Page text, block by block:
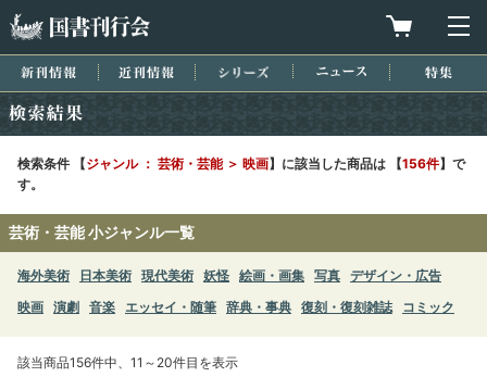
買物カゴを
新刊情報 近刊情報 シリーズ ニュース
検索条件 【ジャンル ： 芸術・芸能 ＞ 映画】に該当した商品は 【156件】で
す。
芸術・芸能 小ジャンル一覧
海外美術 日本美術 現代美術 妖怪 絵画・画集 写真 デザイン・広告
映画 演劇 音楽 エッセイ・随筆 辞典・事典 復刻・復刻雑誌 コミック
該当商品156件中、11～20件目を表示